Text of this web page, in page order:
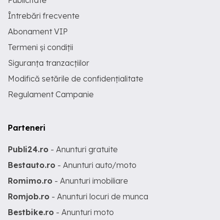
Întrebări frecvente
Abonament VIP
Termeni și condiții
Siguranța tranzacțiilor
Modifică setările de confidențialitate
Regulament Campanie
Parteneri
Publi24.ro - Anunturi gratuite
Bestauto.ro - Anunturi auto/moto
Romimo.ro - Anunturi imobiliare
Romjob.ro - Anunturi locuri de munca
Bestbike.ro - Anunturi moto